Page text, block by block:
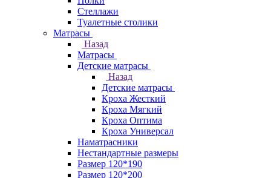
Стеллажи
Туалетные столики
Матрасы
Назад
Матрасы
Детские матрасы
Назад
Детские матрасы
Кроха Жесткий
Кроха Мягкий
Кроха Оптима
Кроха Универсал
Наматрасники
Нестандартные размеры
Размер 120*190
Размер 120*200